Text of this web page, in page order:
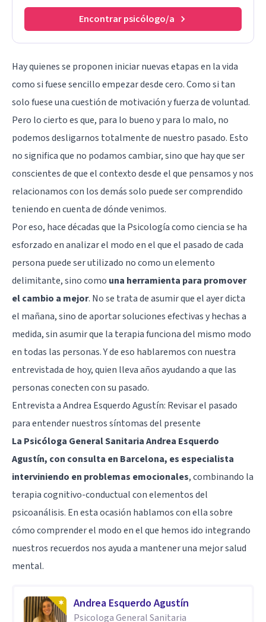
Encontrar psicólogo/a
Hay quienes se proponen iniciar nuevas etapas en la vida
como si fuese sencillo empezar desde cero. Como si tan
solo fuese una cuestión de motivación y fuerza de voluntad.
Pero lo cierto es que, para lo bueno y para lo malo, no
podemos desligarnos totalmente de nuestro pasado. Esto
no significa que no podamos cambiar, sino que hay que ser
conscientes de que el contexto desde el que pensamos y nos
relacionamos con los demás solo puede ser comprendido
teniendo en cuenta de dónde venimos.
Por eso, hace décadas que la Psicología como ciencia se ha
esforzado en analizar el modo en el que el pasado de cada
persona puede ser utilizado no como un elemento
delimitante, sino como una herramienta para promover
el cambio a mejor. No se trata de asumir que el ayer dicta
el mañana, sino de aportar soluciones efectivas y hechas a
medida, sin asumir que la terapia funciona del mismo modo
en todas las personas. Y de eso hablaremos con nuestra
entrevistada de hoy, quien lleva años ayudando a que las
personas conecten con su pasado.
Entrevista a Andrea Esquerdo Agustín: Revisar el pasado
para entender nuestros síntomas del presente
La Psicóloga General Sanitaria Andrea Esquerdo
Agustín, con consulta en Barcelona, es especialista
interviniendo en problemas emocionales, combinando la
terapia cognitivo-conductual con elementos del
psicoanálisis. En esta ocasión hablamos con ella sobre
cómo comprender el modo en el que hemos ido integrando
nuestros recuerdos nos ayuda a mantener una mejor salud
mental.
Andrea Esquerdo Agustín
Psicologa General Sanitaria